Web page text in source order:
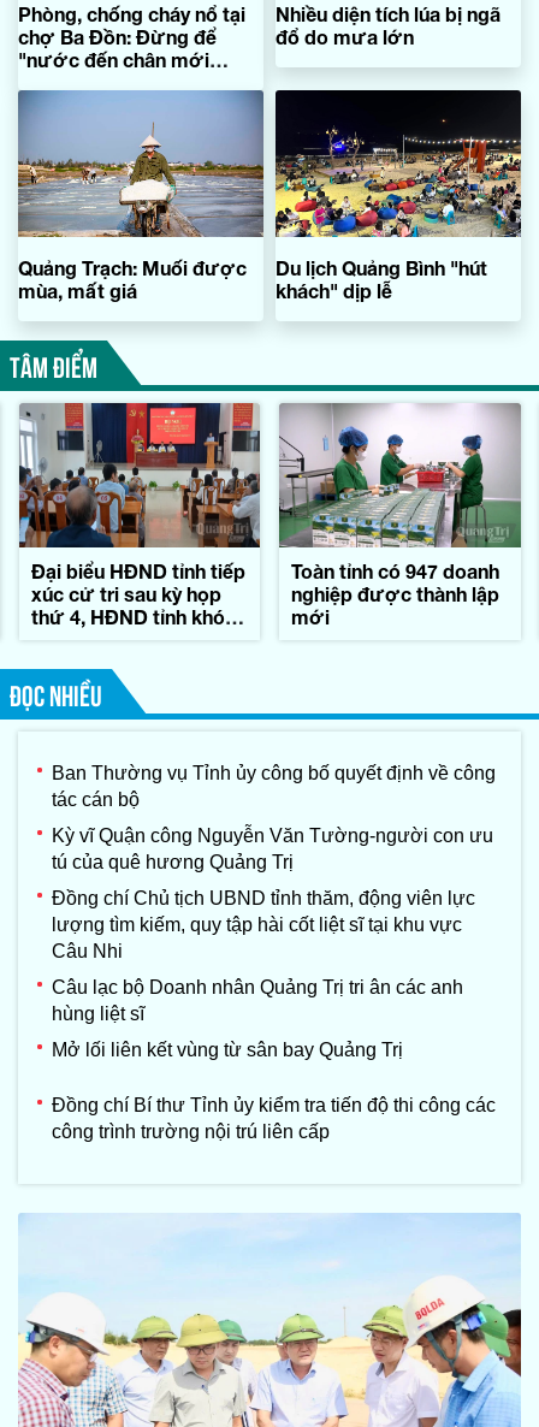
Phòng, chống cháy nổ tại
chợ Ba Đồn: Đừng để
"nước đến chân mới
Nhiều diện tích lúa bị ngã
đổ do mưa lớn
Quảng Trạch: Muối được
mùa, mất giá
Du lịch Quảng Bình "hút
khách" dịp lễ
TÂM ĐIỂM
Đại biểu HĐND tỉnh tiếp
xúc cử tri sau kỳ họp
thứ 4, HĐND tỉnh khóa
Toàn tỉnh có 947 doanh
nghiệp được thành lập
mới
ĐỌC NHIỀU
Ban Thường vụ Tỉnh ủy công bố quyết định về công
tác cán bộ
Kỳ vĩ Quận công Nguyễn Văn Tường-người con ưu
tú của quê hương Quảng Trị
Đồng chí Chủ tịch UBND tỉnh thăm, động viên lực
lượng tìm kiếm, quy tập hài cốt liệt sĩ tại khu vực
Câu Nhi
Câu lạc bộ Doanh nhân Quảng Trị tri ân các anh
hùng liệt sĩ
Mở lối liên kết vùng từ sân bay Quảng Trị
Đồng chí Bí thư Tỉnh ủy kiểm tra tiến độ thi công các
công trình trường nội trú liên cấp